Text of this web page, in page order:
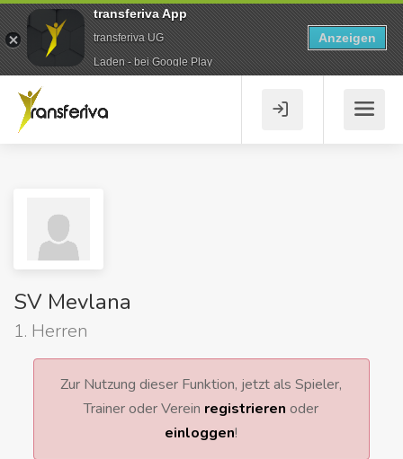
SV Mevlana
1. Herren
Zur Nutzung dieser Funktion, jetzt als Spieler,
Trainer oder Verein registrieren oder
einloggen!
transferiva App
transferiva UG
Laden - bei Google Play
Anzeigen